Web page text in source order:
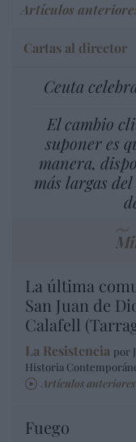
Artículos
Cartas al director
Ceuta
El cambio
suponer es
manera,
más largas
La última
San Juan de
Calafell
La Resistencia por
Historia
Artículos anteriores
Fuego